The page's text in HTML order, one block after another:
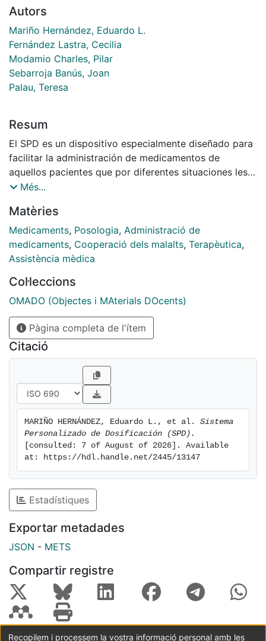
Autors
Mariño Hernández, Eduardo L.
Fernández Lastra, Cecilia
Modamio Charles, Pilar
Sebarroja Banús, Joan
Palau, Teresa
Resum
El SPD es un dispositivo especialmente diseñado para
facilitar la administración de medicamentos de
aquellos pacientes que por diferentes situaciones les
resulta difícil cumplir correctamente con el tratamiento
los medicamentos que, tras su dispensación, el
paciente le retorna para ese fin. Esta preparación
habitualmente cubre las necesidades de un paciente
durante el periodo de tiempo de una semana.
Més...
Matèries
Medicaments, Posologia, Administració de
medicaments, Cooperació dels malalts, Terapèutica,
Assistència mèdica
Col·leccions
OMADO (Objectes i MAterials DOcents)
Pàgina completa de l'ítem
Citació
MARIÑO HERNÁNDEZ, Eduardo L., et al. Sistema
Personalizado de Dosificación (SPD).
[consulted: 7 of August of 2026]. Available
at: https://hdl.handle.net/2445/13147
Estadístiques
Exportar metadades
JSON - METS
Compartir registre
Recopilem i processem la vostra informació personal amb les